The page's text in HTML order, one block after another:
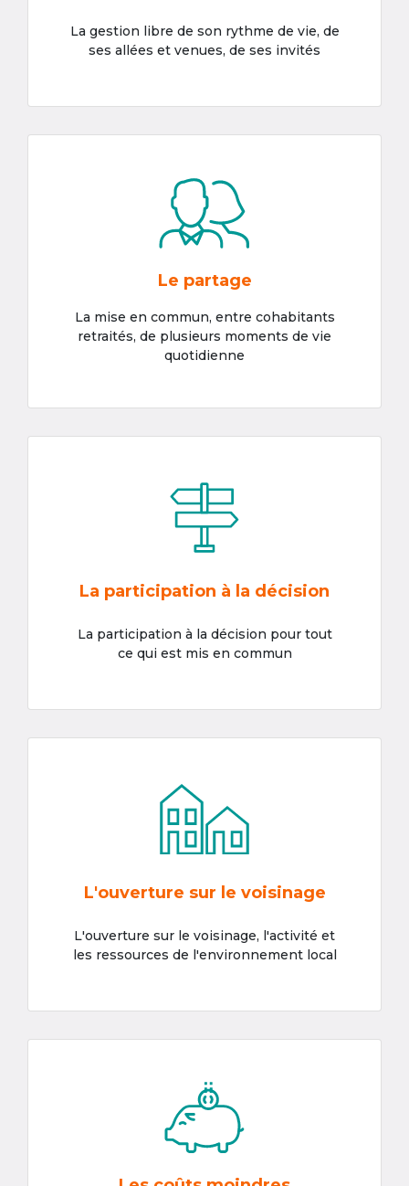
La gestion libre de son rythme de vie, de
ses allées et venues, de ses invités
Le partage
La mise en commun, entre cohabitants
retraités, de plusieurs moments de vie
quotidienne
La participation à la décision
La participation à la décision pour tout
ce qui est mis en commun
L'ouverture sur le voisinage
L'ouverture sur le voisinage, l'activité et
les ressources de l'environnement local